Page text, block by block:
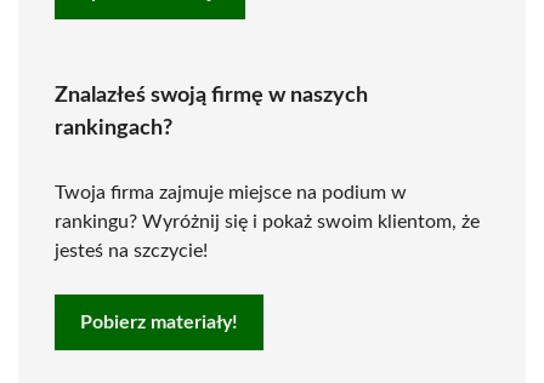
Znalazłeś swoją firmę w naszych
rankingach?
Twoja firma zajmuje miejsce na podium w
rankingu? Wyróżnij się i pokaż swoim klientom, że
jesteś na szczycie!
Pobierz materiały!